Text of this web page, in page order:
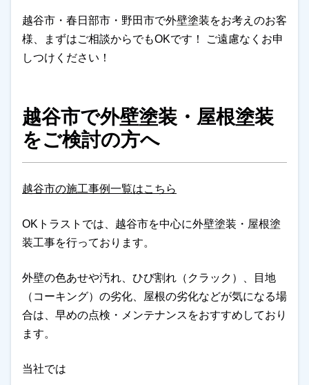
越谷市・春日部市・野田市で外壁塗装をお考えのお客
様、まずはご相談からでもOKです！ ご遠慮なくお申
しつけください！
越谷市で外壁塗装・屋根塗装
をご検討の方へ
越谷市の施工事例一覧はこちら
OKトラストでは、越谷市を中心に外壁塗装・屋根塗
装工事を行っております。
外壁の色あせや汚れ、ひび割れ（クラック）、目地
（コーキング）の劣化、屋根の劣化などが気になる場
合は、早めの点検・メンテナンスをおすすめしており
ます。
当社では